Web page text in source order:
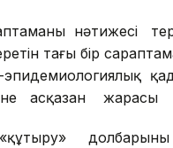
тағы бір
асқазан жарасы
долбарының